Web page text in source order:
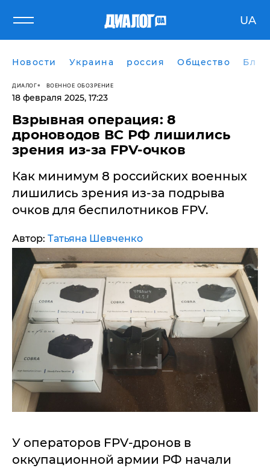
UA
Новости Украина россия Общество
ДИАЛОГ ВОЕННОЕ ОБОЗРЕНИЕ
18 февраля 2025, 17:23
​Взрывная операция: 8
дроноводов ВС РФ лишились
зрения из-за FPV-очков
Как минимум 8 российских военных
лишились зрения из-за подрыва
очков для беспилотников FPV.
Автор: Татьяна Шевченко
У операторов FPV-дронов в
оккупационной армии РФ начали